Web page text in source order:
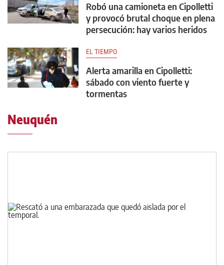
Robó una camioneta en Cipolletti
y provocó brutal choque en plena
persecución: hay varios heridos
EL TIEMPO
Alerta amarilla en Cipolletti:
sábado con viento fuerte y
tormentas
Neuquén